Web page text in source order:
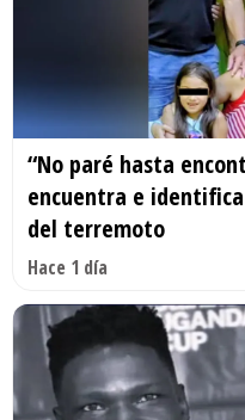
“No paré hasta
encuentra e
del terremoto
Hace 1 día